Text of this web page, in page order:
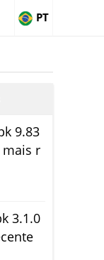
PT
9.83
mais r
3.1.0